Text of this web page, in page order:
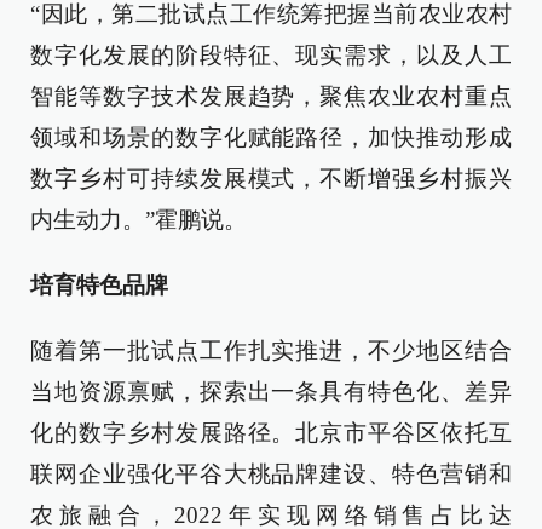
“因此，第二批试点工作统筹把握当前农业农村
数字化发展的阶段特征、现实需求，以及人工
智能等数字技术发展趋势，聚焦农业农村重点
领域和场景的数字化赋能路径，加快推动形成
数字乡村可持续发展模式，不断增强乡村振兴
内生动力。”霍鹏说。
培育特色品牌
随着第一批试点工作扎实推进，不少地区结合
当地资源禀赋，探索出一条具有特色化、差异
化的数字乡村发展路径。北京市平谷区依托互
联网企业强化平谷大桃品牌建设、特色营销和
农旅融合，2022年实现网络销售占比达